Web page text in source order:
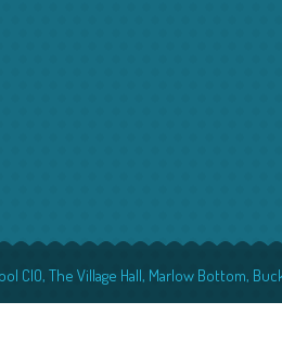
The Village Hall, Marlow Bottom,